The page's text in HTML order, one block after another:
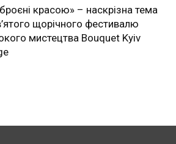
красою» – наскрізна тема
щорічного фестивалю
мистецтва Bouquet Kyiv